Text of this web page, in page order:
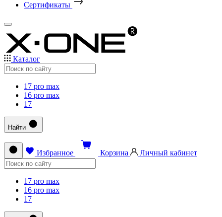
Сертификаты
Каталог
17 pro max
16 pro max
17
Найти
Избранное Корзина Личный кабинет
17 pro max
16 pro max
17